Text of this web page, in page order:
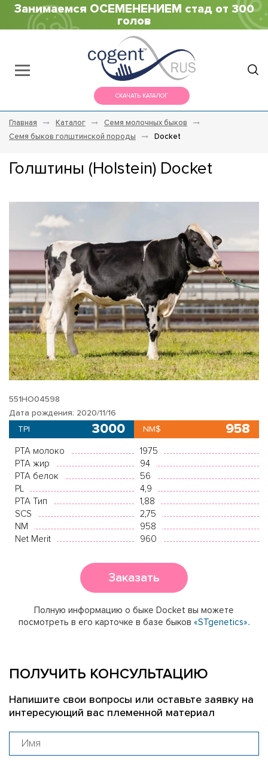
Занимаемся ОСЕМЕНЕНИЕМ стад от 300
голов
СКАЧАТЬ КАТАЛОГ
Главная Каталог
Семя молочных быков
Семя быков голштинской породы
Docket
Голштины (Holstein) Docket
551HO04598
Дата рождения: 2020/11/16
TPI
3000 NM$ 958
PTA молоко
1975
PTA жир
94
PTA белок
56
PL
4,9
PTA Тип
1,88
SCS
2,75
NM
958
Net Merit
960
Заказать
Полную информацию о быке Docket вы можете
посмотреть в его карточке в базе быков «STgenetics».
ПОЛУЧИТЬ КОНСУЛЬТАЦИЮ
Напишите свои вопросы или оставьте заявку на
интересующий вас племенной материал